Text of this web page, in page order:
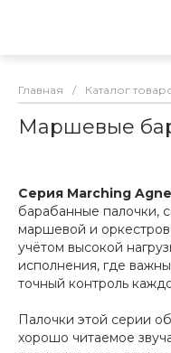
Главная / Каталог
Маршевые
Серия Marching
барабанные палочки,
маршевой и
учётом высокой
исполнения, где
точный контроль
Палочки этой серии
хорошо читаемое